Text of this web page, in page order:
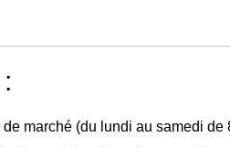
marché (du lundi au samedi de